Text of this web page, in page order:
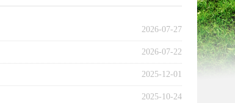
2026-07-27
2026-07-22
2025-12-01
2025-10-24